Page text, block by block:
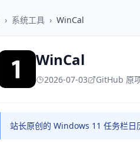
› 系统工具 › WinCal
WinCal
2026-07-03 GitHub 原
站长原创的 Windows 11 任务栏日